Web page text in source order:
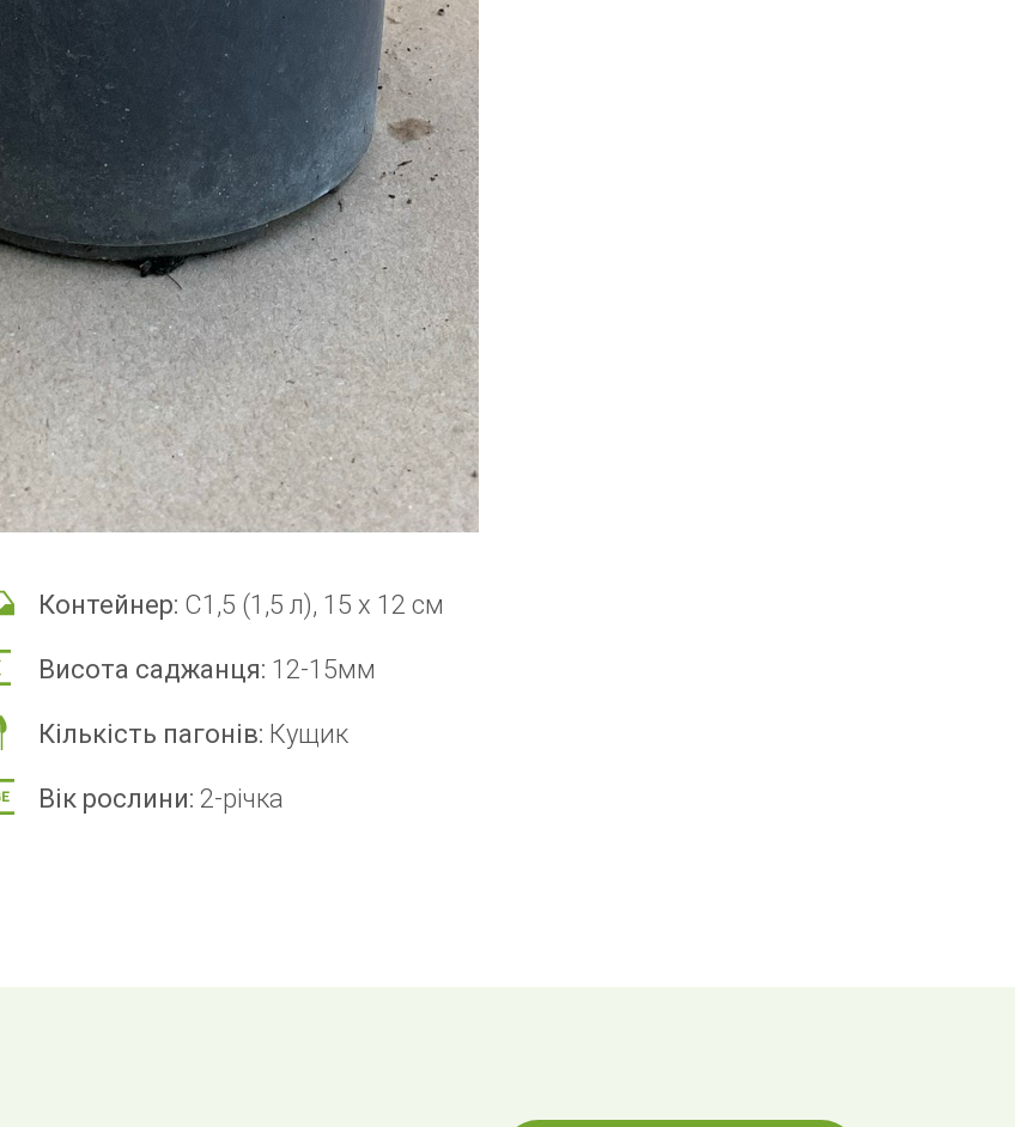
Контейнер: С1,5 (1,5 л), 15 x 12 см
Висота саджанця: 12-15мм
Кількість пагонів: Кущик
Вік рослини: 2-річка